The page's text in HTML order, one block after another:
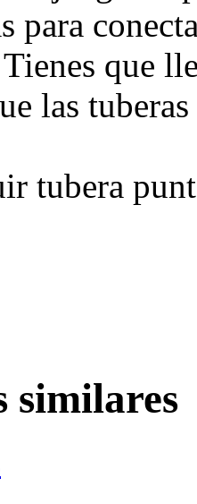
para
que
las
tubera
similares